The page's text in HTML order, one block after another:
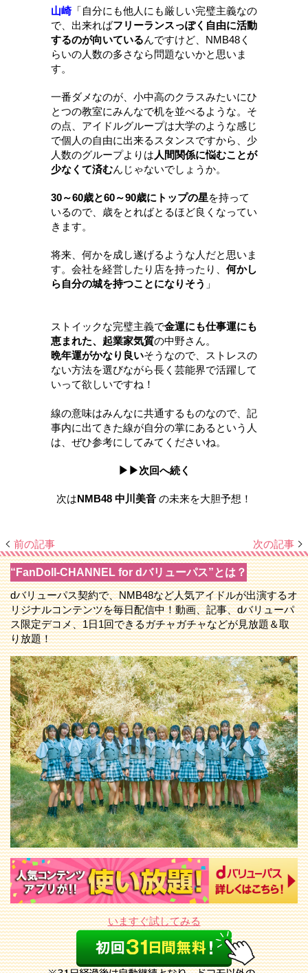
山崎「自分にも他人にも厳しい完璧主義なの
で、出来ればフリーランスっぽく自由に活動
するのが向いているんですけど、NMB48く
らいの人数の多さなら問題ないかと思いま
す。
一番ダメなのが、小中高のクラスみたいにひ
とつの教室にみんなで机を並べるような。そ
の点、アイドルグループは大学のような感じ
で個人の自由に出来るスタンスですから、少
人数のグループよりは 人間関係に悩むことが
少なくて済むんじゃないでしょうか。
30～60歳と60～90歳にトップの星を持って
いるので、歳をとればとるほど良くなってい
きます。
将来、何かを成し遂げるような人だと思いま
す。会社を経営したり店を持ったり、 何かし
ら自分の城を持つことになりそう 」
ストイックな完璧主義で金運にも仕事運にも
恵まれた、起業家気質の中野さん。
晩年運がかなり良いそうなので、ストレスの
ない方法を選びながら長く芸能界で活躍して
いって欲しいですね！
線の意味はみんなに共通するものなので、記
事内に出てきた線が自分の掌にあるという人
は、ぜひ参考にしてみてくださいね。
▶▶次回へ続く
次はNMB48 中川美音 の未来を大胆予想！
前の記事 次の記事
“FanDoll-CHANNEL for dバリューパス”とは？
dバリューパス契約で、NMB48など人気アイドルが出演するオ
リジナルコンテンツを毎日配信中！動画、記事、dバリューパ
ス限定デコメ、1日1回できるガチャガチャなどが見放題＆取
り放題！
いますぐ試してみる